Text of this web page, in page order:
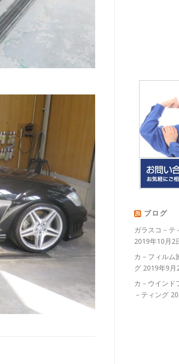
ブログ
ガラスコ－
2019年10月2
カ－フィル
グ 2019年9月
カ－ウイン
－ティング